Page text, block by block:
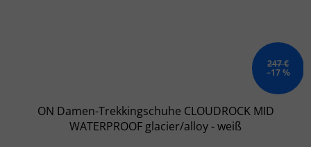
247 €
–17 %
ON Damen-Trekkingschuhe CLOUDROCK MID
WATERPROOF glacier/alloy - weiß